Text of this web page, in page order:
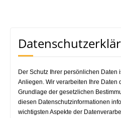
Der Schutz Ihrer persönlichen Daten
Anliegen. Wir verarbeiten Ihre Daten
Grundlage der gesetzlichen
diesen Datenschutzinformationen
wichtigsten Aspekte der